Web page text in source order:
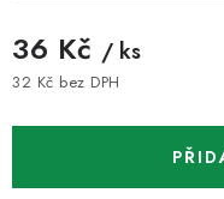
36 Kč / ks
32 Kč bez DPH